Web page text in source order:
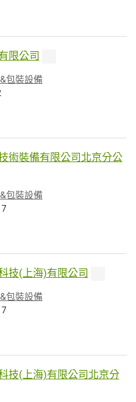
限公司
包裝設備
術裝備有限公司北京分公
包裝設備
技(上海)有限公司
包裝設備
技(上海)有限公司北京分